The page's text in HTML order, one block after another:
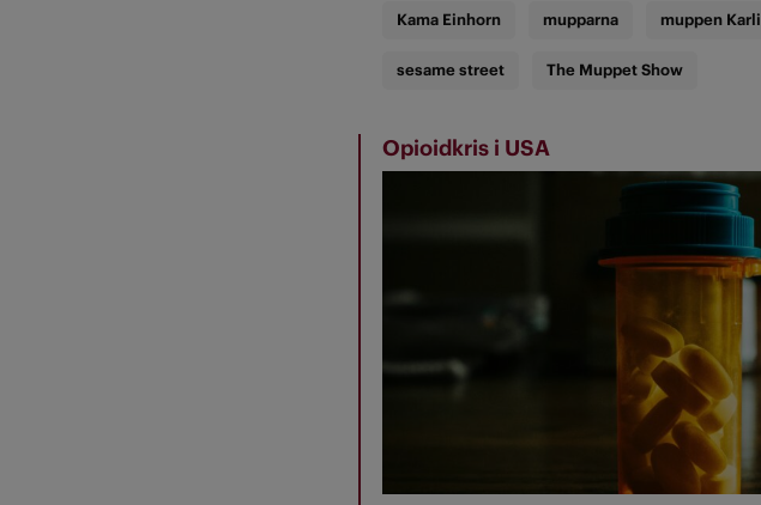
Kama Einhorn mupparna muppen Karli
sesame street The Muppet Show
Opioidkris i USA